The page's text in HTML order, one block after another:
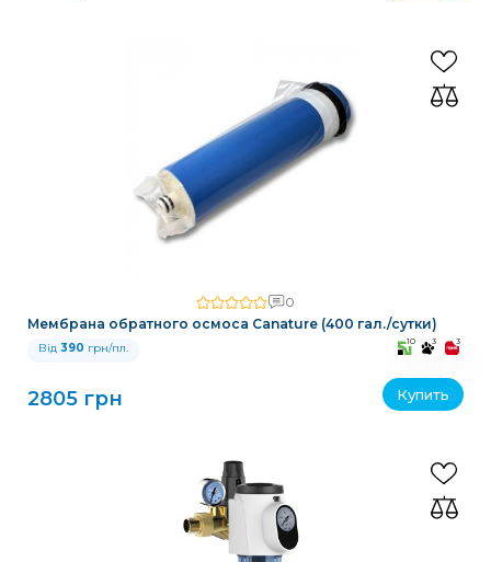
0
Мембрана обратного осмоса Canature (400 гал./сутки)
Від 390 грн/пл. 10 3 3
2805 грн Купить